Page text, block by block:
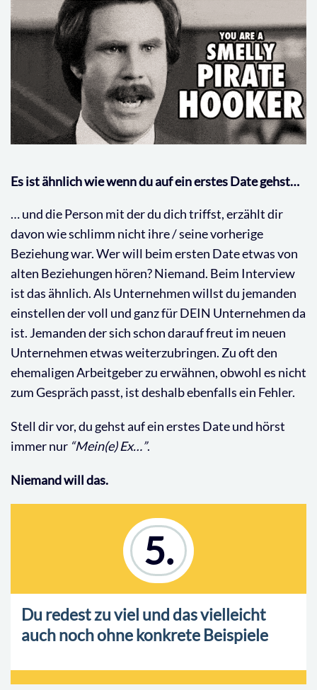
Es ist ähnlich wie wenn du auf ein erstes Date gehst…
… und die Person mit der du dich triffst, erzählt dir
davon wie schlimm nicht ihre / seine vorherige
Beziehung war. Wer will beim ersten Date etwas von
alten Beziehungen hören? Niemand. Beim Interview
ist das ähnlich. Als Unternehmen willst du jemanden
einstellen der voll und ganz für DEIN Unternehmen da
ist. Jemanden der sich schon darauf freut im neuen
Unternehmen etwas weiterzubringen. Zu oft den
ehemaligen Arbeitgeber zu erwähnen, obwohl es nicht
zum Gespräch passt, ist deshalb ebenfalls ein Fehler.
Stell dir vor, du gehst auf ein erstes Date und hörst
immer nur “Mein(e) Ex…”.
Niemand will das.
5.
Du redest zu viel und das vielleicht
auch noch ohne konkrete Beispiele